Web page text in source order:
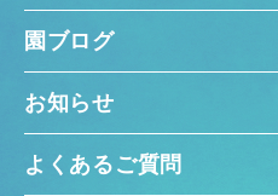
園ブログ
お知らせ
よくあるご質問